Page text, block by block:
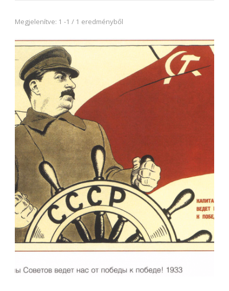
Megjelenítve: 1 -1 / 1 eredményből